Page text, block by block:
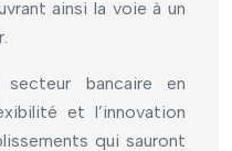
ainsi la voie à un
bancaire en
et l’innovation
qui sauront